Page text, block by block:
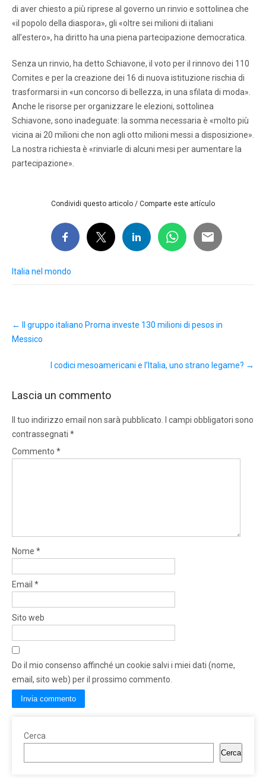
di aver chiesto a più riprese al governo un rinvio e sottolinea che
«il popolo della diaspora», gli «oltre sei milioni di italiani
all’estero», ha diritto ha una piena partecipazione democratica.
Senza un rinvio, ha detto Schiavone, il voto per il rinnovo dei 110
Comites e per la creazione dei 16 di nuova istituzione rischia di
trasformarsi in «un concorso di bellezza, in una sfilata di moda».
Anche le risorse per organizzare le elezioni, sottolinea
Schiavone, sono inadeguate: la somma necessaria è «molto più
vicina ai 20 milioni che non agli otto milioni messi a disposizione».
La nostra richiesta è «rinviarle di alcuni mesi per aumentare la
partecipazione».
Condividi questo articolo / Comparte este artículo
Italia nel mondo
navigation
←
Il gruppo italiano Proma investe 130 milioni di pesos in
Messico
I codici mesoamericani e l’Italia, uno strano legame? →
Lascia un commento
Il tuo indirizzo email non sarà pubblicato.
I campi obbligatori sono
contrassegnati *
Commento *
Nome *
Email *
Sito web
Do il mio consenso affinché un cookie salvi i miei dati (nome,
email, sito web) per il prossimo commento.
Cerca
Cerca